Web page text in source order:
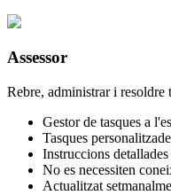
Assessor
Rebre, administrar i
Gestor de tasques a
Tasques
Instruccions
No es necessiten
Actualitzat